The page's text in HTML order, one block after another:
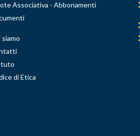
Associativa - Abbonamenti
siamo
di Etica